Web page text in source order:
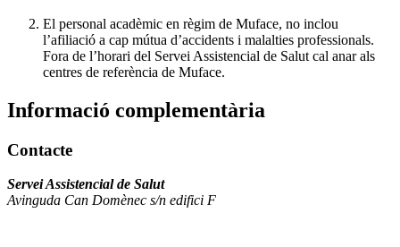
El personal acadèmic en règim de Muface, no inclou
l’afiliació a cap mútua d’accidents i malalties professionals.
Fora de l’horari del Servei Assistencial de Salut cal anar als
centres de referència de Muface.
Informació complementària
Contacte
Servei Assistencial de Salut
Avinguda Can Domènec s/n edifici F